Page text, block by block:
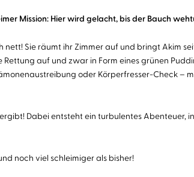
Mission: Hier wird gelacht, bis der Bauch
Sie räumt ihr Zimmer auf und bringt Akim
auf und zwar in Form eines grünen
oder Körperfresser-Check
Dabei entsteht ein turbulentes
noch viel schleimiger als bisher!